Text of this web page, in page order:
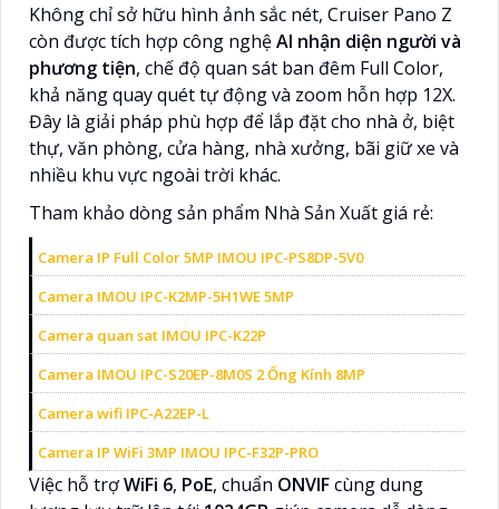
Không chỉ sở hữu hình ảnh sắc nét, Cruiser Pano Z
còn được tích hợp công nghệAI nhận diện người và
phương tiện, chế độ quan sát ban đêm Full Color,
khả năng quay quét tự động và zoom hỗn hợp 12X.
Đây là giải pháp phù hợp để lắp đặt cho nhà ở, biệt
thự, văn phòng, cửa hàng, nhà xưởng, bãi giữ xe và
nhiều khu vực ngoài trời khác.
Tham khảo dòng sản phẩm Nhà Sản Xuất giá rẻ:
Camera IP Full Color 5MP IMOU IPC-PS8DP-5V0
Camera IMOU IPC-K2MP-5H1WE 5MP
Camera quan sat IMOU IPC-K22P
Camera IMOU IPC-S20EP-8M0S 2 Ống Kính 8MP
Camera wifi IPC-A22EP-L
Camera IP WiFi 3MP IMOU IPC-F32P-PRO
Việc hỗ trợWiFi 6, PoE, chuẩn ONVIFcùng dung